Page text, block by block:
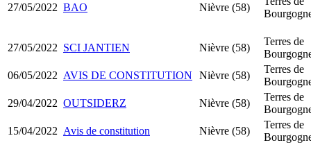
27/05/2022 BAO Nièvre (58)
27/05/2022 SCI JANTIEN Nièvre (58)
Terres de
06/05/2022 AVIS DE CONSTITUTION Nièvre (58)
Terres de
29/04/2022 OUTSIDERZ Nièvre (58)
Terres de
15/04/2022 Avis de constitution Nièvre (58)
Terres de